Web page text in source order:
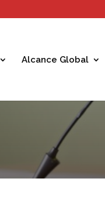
Alcance Global